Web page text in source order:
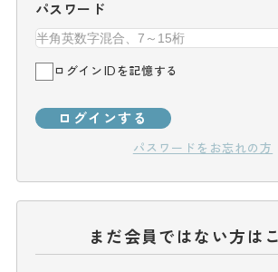
パスワード
ログインIDを記憶する
ログインする
パスワードをお忘れの方
まだ会員ではない方は